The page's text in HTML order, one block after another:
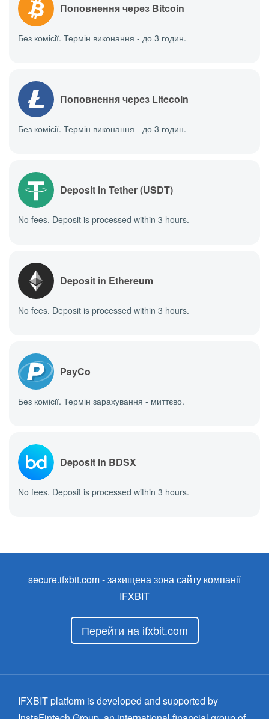
Поповнення через Bitcoin
Без комісії. Термін виконання - до 3 годин.
Поповнення через Litecoin
Без комісії. Термін виконання - до 3 годин.
Deposit in Tether (USDT)
No fees. Deposit is processed within 3 hours.
Deposit in Ethereum
No fees. Deposit is processed within 3 hours.
PayCo
Без комісії. Термін зарахування - миттєво.
Deposit in BDSX
No fees. Deposit is processed within 3 hours.
secure.ifxbit.com- захищена зона сайту компанії
IFXBIT
Перейти на ifxbit.com
IFXBIT platform is developed and supported by